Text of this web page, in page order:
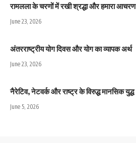
रामलला के चरणों में रखी श्रद्धा और हमारा आचरण
June 23, 2026
अंतरराष्ट्रीय योग दिवस और योग का व्यापक अर्थ
June 23, 2026
नैरेटिव, नेटवर्क और राष्ट्र के विरुद्ध मानसिक युद्ध
June 5, 2026